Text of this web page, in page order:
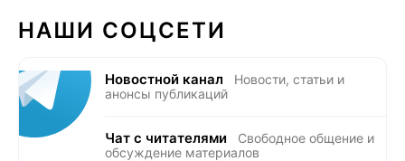
НАШИ СОЦСЕТИ
Новостной канал
Новости, статьи и
анонсы публикаций
Чат с читателями
Свободное общение и
обсуждение материалов